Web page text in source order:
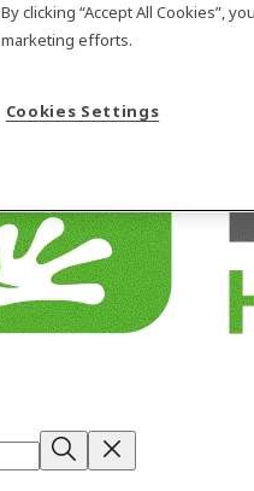
By clicking “Accept All Cookies”,
marketing efforts.
Cookies Settings